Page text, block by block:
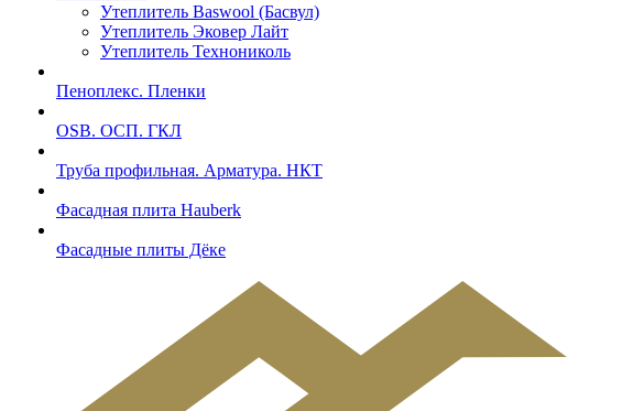
Утеплитель Baswool (Басвул)
Утеплитель Эковер Лайт
Утеплитель Технониколь
Пеноплекс. Пленки
OSB. ОСП. ГКЛ
Труба профильная. Арматура. НКТ
Фасадная плита Hauberk
Фасадные плиты Дёке